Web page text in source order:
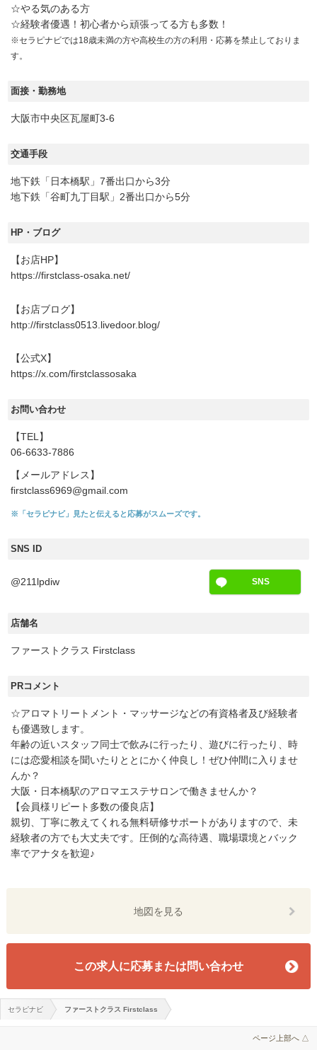
☆やる気のある方
☆経験者優遇！初心者から頑張ってる方も多数！
※セラピナビでは18歳未満の方や高校生の方の利用・応募を禁止しておりま
す。
面接・勤務地
大阪市中央区瓦屋町3-6
交通手段
地下鉄「日本橋駅」7番出口から3分
地下鉄「谷町九丁目駅」2番出口から5分
HP・ブログ
【お店HP】
https://firstclass-osaka.net/
【お店ブログ】
http://firstclass0513.livedoor.blog/
【公式X】
https://x.com/firstclassosaka
お問い合わせ
【TEL】
06-6633-7886
【メールアドレス】
firstclass6969@gmail.com
※「セラピナビ」見たと伝えると応募がスムーズです。
SNS ID
@211lpdiw SNS
店舗名
ファーストクラス Firstclass
PRコメント
☆アロマトリートメント・マッサージなどの有資格者及び経験者
も優遇致します。
年齢の近いスタッフ同士で飲みに行ったり、遊びに行ったり、時
には恋愛相談を聞いたりととにかく仲良し！ぜひ仲間に入りませ
んか？
大阪・日本橋駅のアロマエステサロンで働きませんか？
【会員様リピート多数の優良店】
親切、丁寧に教えてくれる無料研修サポートがありますので、未
経験者の方でも大丈夫です。圧倒的な高待遇、職場環境とバック
率でアナタを歓迎♪
地図を見る
この求人に応募または問い合わせ
セラピナビ ファーストクラス Firstclass
ページ上部へ △